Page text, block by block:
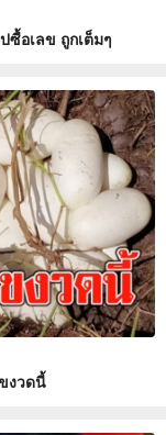
ซื้อเลข ถูกเต็มๆ
งวดนี้